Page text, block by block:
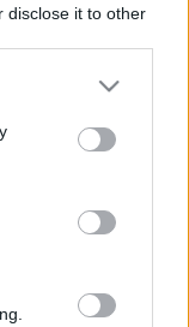
disclose it to other
or more Google
You may click to
party tags to
in below Google